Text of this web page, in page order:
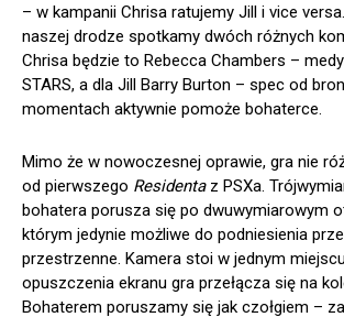
– w kampanii Chrisa ratujemy Jill i vice
naszej drodze spotkamy dwóch różnych
Chrisa będzie to Rebecca Chambers –
STARS, a dla Jill Barry Burton – spec od
momentach aktywnie pomoże bohaterce.
Mimo że w nowoczesnej oprawie, gra nie
od pierwszego Residentaz PSXa.
bohatera porusza się po dwuwymiarowym
którym jedynie możliwe do podniesienia
przestrzenne. Kamera stoi w jednym
opuszczenia ekranu gra przełącza się na
Bohaterem poruszamy się jak czołgiem –